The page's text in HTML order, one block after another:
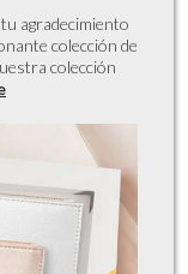
agradecimiento
colección de
colección